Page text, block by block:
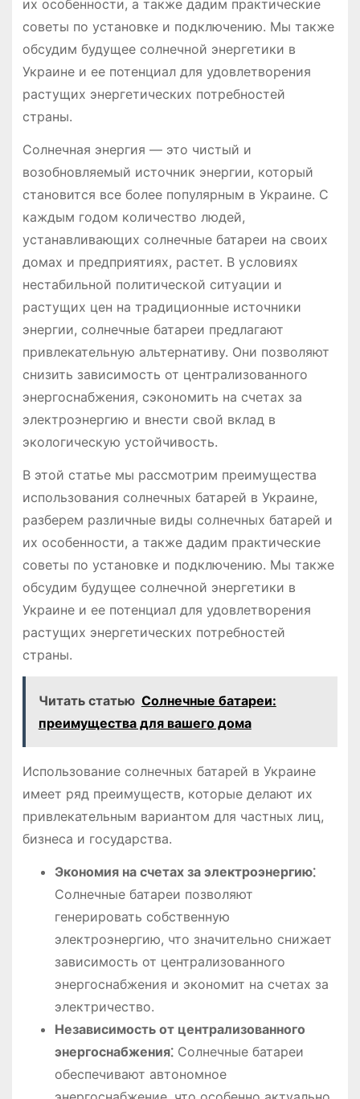
их особенности, а также дадим практические
советы по установке и подключению. Мы также
обсудим будущее солнечной энергетики в
Украине и ее потенциал для удовлетворения
растущих энергетических потребностей
страны.
Солнечная энергия — это чистый и
возобновляемый источник энергии, который
становится все более популярным в Украине. С
каждым годом количество людей,
устанавливающих солнечные батареи на своих
домах и предприятиях, растет. В условиях
нестабильной политической ситуации и
растущих цен на традиционные источники
энергии, солнечные батареи предлагают
привлекательную альтернативу. Они позволяют
снизить зависимость от централизованного
энергоснабжения, сэкономить на счетах за
электроэнергию и внести свой вклад в
экологическую устойчивость.
В этой статье мы рассмотрим преимущества
использования солнечных батарей в Украине,
разберем различные виды солнечных батарей и
их особенности, а также дадим практические
советы по установке и подключению. Мы также
обсудим будущее солнечной энергетики в
Украине и ее потенциал для удовлетворения
растущих энергетических потребностей
страны.
Читать статью Солнечные батареи:
преимущества для вашего дома
Использование солнечных батарей в Украине
имеет ряд преимуществ, которые делают их
привлекательным вариантом для частных лиц,
бизнеса и государства.
Экономия на счетах за электроэнергию⁚
Солнечные батареи позволяют
генерировать собственную
электроэнергию, что значительно снижает
зависимость от централизованного
энергоснабжения и экономит на счетах за
электричество.
Независимость от централизованного
энергоснабжения⁚Солнечные батареи
обеспечивают автономное